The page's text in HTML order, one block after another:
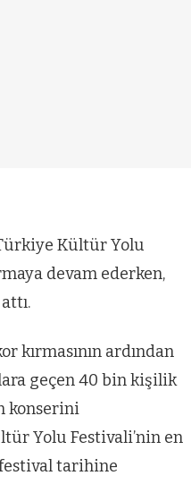
Kültür Yolu
devam ederken,
kırmasının ardından
geçen 40 bin kişilik
konserini
Yolu Festivali’nin en
festival tarihine